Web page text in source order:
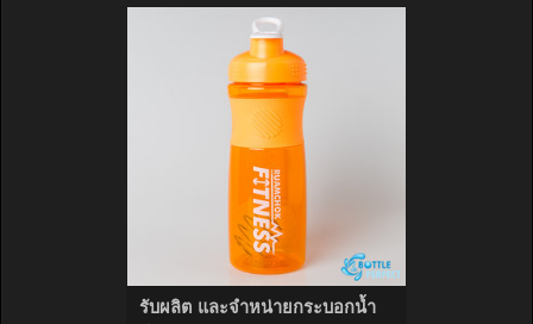
รับผลิต และจำหน่ายกระบอกน้ำ